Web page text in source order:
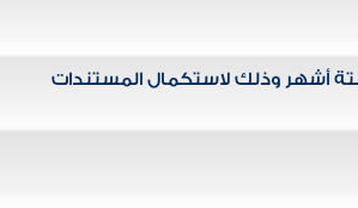
أشهر وذلك لاستكمال المستندات